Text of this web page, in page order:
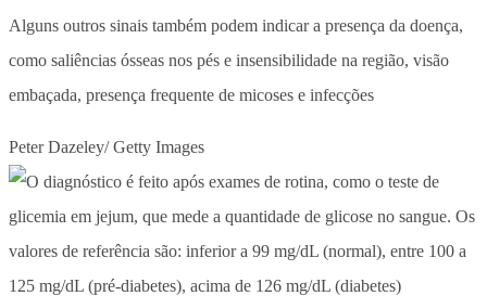
Alguns outros sinais também podem indicar a presença da doença,
como saliências ósseas nos pés e insensibilidade na região, visão
embaçada, presença frequente de micoses e infecções
Peter Dazeley/ Getty Images